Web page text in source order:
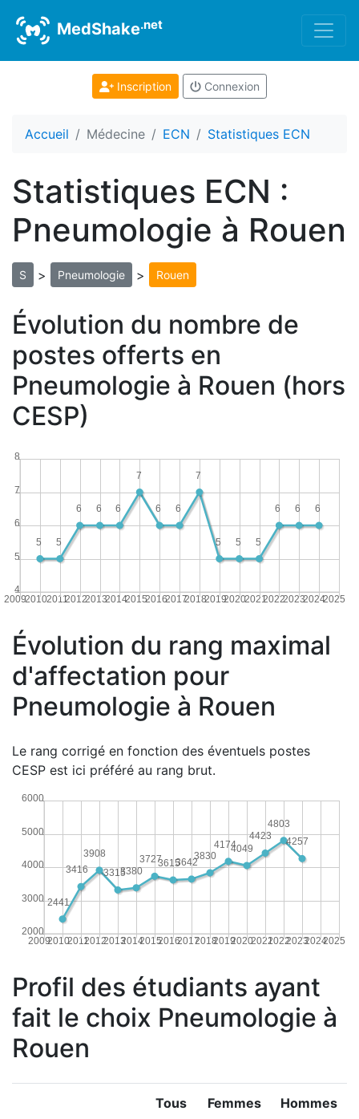
MedShake.net
Inscription Connexion
Accueil Médecine ECN Statistiques ECN
Statistiques ECN :
Pneumologie à Rouen
S > Pneumologie > Rouen
Évolution du nombre de
postes offerts en
Pneumologie à Rouen (hors
CESP)
20092010201120122013201420152016201720182019202020212022202320242025
4
5
6
7
8
6
6
6
5
5
5
7
6
6
7
6
6
6
5
5
Évolution du rang maximal
d'affectation pour
Pneumologie à Rouen
Le rang corrigé en fonction des éventuels postes
CESP est ici préféré au rang brut.
20092010201120122013201420152016201720182019202020212022202320242025
2000
3000
4000
5000
6000
4257
4803
4423
4049
4174
3830
3642
3615
3727
3380
3315
3908
3416
2441
Profil des étudiants ayant
fait le choix Pneumologie à
Rouen
Tous Femmes Hommes